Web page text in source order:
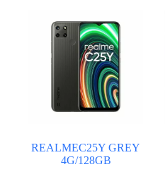
REALMEC25Y GREY
4G/128GB